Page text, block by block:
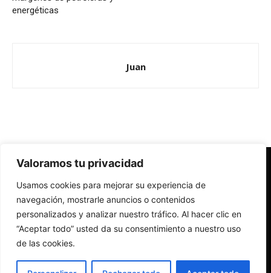
Valoramos tu privacidad
Usamos cookies para mejorar su experiencia de
navegación, mostrarle anuncios o contenidos
personalizados y analizar nuestro tráfico. Al hacer clic en
“Aceptar todo” usted da su consentimiento a nuestro uso
de las cookies.
energéticas
Juan
Redes Cristianas
Una mirada alternativa sobre la Iglesia católica y la sociedad
- Colectivos de Redes Cristianas